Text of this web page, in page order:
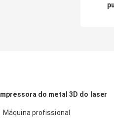
Impressora do metal 3D do laser
Máquina profissional